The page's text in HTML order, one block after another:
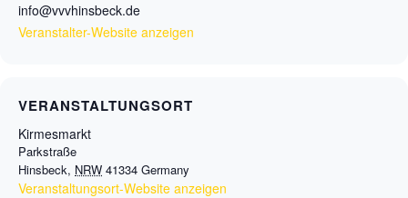
VERANSTALTUNGSORT
Kirmesmarkt
Parkstraße
Hinsbeck, NRW 41334 Germany
Veranstaltungsort-Website anzeigen
info@vvvhinsbeck.de
Veranstalter-Website anzeigen